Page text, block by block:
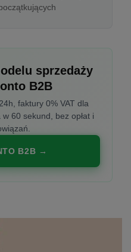
sprzedaży
B2B
faktury 0% VAT dla
60 sekund, bez opłat i
B2B →